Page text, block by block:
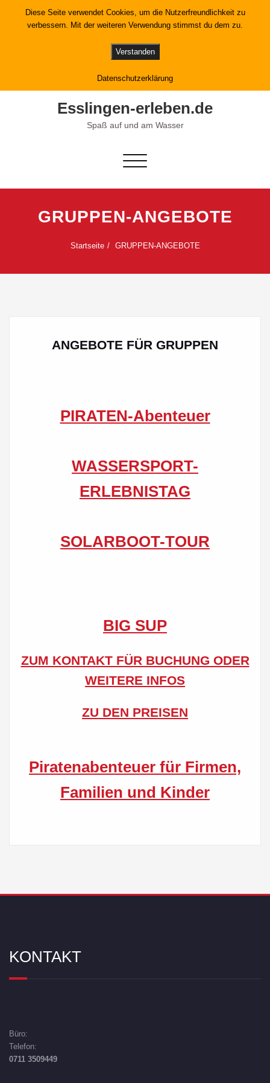
Esslingen-erleben.de
Spaß auf und am Wasser
Schalte Navigation
GRUPPEN-ANGEBOTE
Startseite GRUPPEN-ANGEBOTE
ANGEBOTE FÜR GRUPPEN
PIRATEN-Abenteuer
WASSERSPORT-
ERLEBNISTAG
SOLARBOOT-TOUR
BIG SUP
ZUM KONTAKT FÜR BUCHUNG ODER
WEITERE INFOS
ZU DEN PREISEN
Piratenabenteuer für Firmen,
Familien und Kinder
KONTAKT
Büro:
Telefon:
0711 3509449
Diese Seite verwendet Cookies, um die Nutzerfreundlichkeit zu
verbessern. Mit der weiteren Verwendung stimmst du dem zu.
Verstanden
Datenschutzerklärung